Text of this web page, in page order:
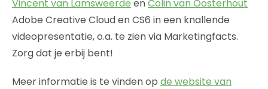
Vincent van Lamsweerde enColin van Oosterhout
Adobe Creative Cloud en CS6 in een knallende
videopresentatie, o.a. te zien via Marketingfacts.
Zorg dat je erbij bent!
Meer informatie is te vinden op de website van